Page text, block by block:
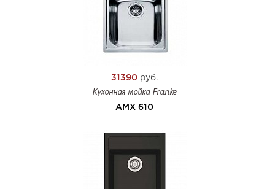
31390 руб.
Кухонная мойка Franke
AMX 610